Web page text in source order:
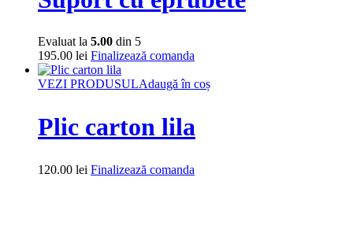
Evaluat la 5.00 din 5
195.00 lei Finalizează comanda
VEZI PRODUSULAdaugă în coș
Plic carton lila
120.00 lei Finalizează comanda